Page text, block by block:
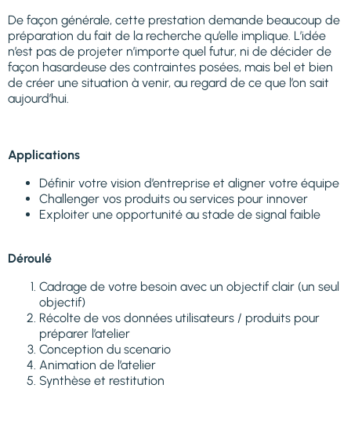
De façon générale, cette prestation demande beaucoup de
préparation du fait de la recherche qu’elle implique. L’idée
n’est pas de projeter n’importe quel futur, ni de décider de
façon hasardeuse des contraintes posées, mais bel et bien
de créer une situation à venir, au regard de ce que l’on sait
aujourd’hui.
Applications
Définir votre vision d’entreprise et aligner votre équipe
Challenger vos produits ou services pour innover
Exploiter une opportunité au stade de signal faible
Déroulé
Cadrage de votre besoin avec un objectif clair (un seul
objectif)
Récolte de vos données utilisateurs / produits pour
préparer l’atelier
Conception du scenario
Animation de l’atelier
Synthèse et restitution